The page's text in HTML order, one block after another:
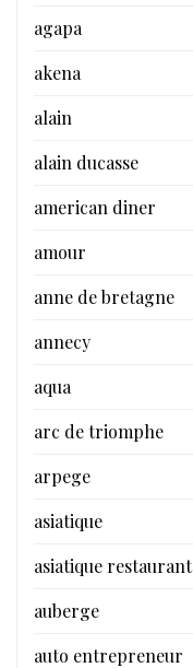
agapa
akena
alain
alain ducasse
american diner
amour
anne de bretagne
annecy
aqua
arc de triomphe
arpege
asiatique
asiatique restaurant
auberge
auto entrepreneur